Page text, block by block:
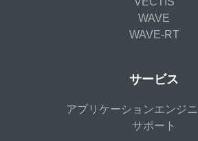
WAVE
WAVE-RT
サービス
アプリケーションエンジ
サポート